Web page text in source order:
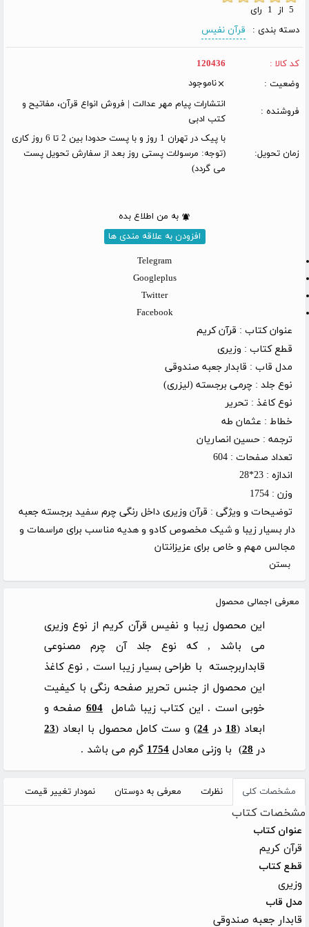
دسته بندی :
قرآن نفیس
کد کالا :
120436
وضعیت :
ناموجود
فروشنده :
انتشارات پیام مهر عدالت | فروش انواع قرآن، مفاتیح و
کتب ادبی
زمان تحویل:
با پیک در تهران 1 روز و با پست حدودا بین 2 تا 6 روز کاری
(توجه: مرسولات پستی روز بعد از سفارش تحویل پست
می گردد)
به من اطلاع بده
افزودن به علاقه مندی ها
Telegram
Googleplus
Twitter
Facebook
عنوان کتاب : قرآن کریم
قطع کتاب : وزیری
مدل قاب : قابدار جعبه صندوقی
نوع جلد : چرمی برجسته (لیزری)
نوع کاغذ : تحریر
خطاط : عثمان طه
ترجمه : حسین انصاریان
تعداد صفحات : 604
اندازه : 23*28
وزن : 1754
توضیحات و ویژگی : قرآن وزیری داخل رنگی چرم سفید برجسته جعبه
دار بسیار زیبا و شیک مخصوص کادو و هدیه مناسب برای مراسمات و
مجالس مهم و خاص برای عزیزانتان
بستن
معرفی اجمالی محصول
این محصول زیبا و نفیس قرآن کریم از نوع وزیری
می باشد , که نوع جلد آن چرم مصنوعی
قابداربرجسته با طراحی بسیار زیبا است , نوع کاغذ
این محصول از جنس تحریر صفحه رنگی با کیفیت
خوبی است . این کتاب زیبا شامل604صفحه و
ابعاد (18در24) و ست کامل محصول با ابعاد (23
در 28) با وزنی معادل 1754 گرم می باشد .
مشخصات کلی نظرات معرفی به دوستان نمودار تغییر قیمت
مشخصات کتاب
عنوان کتاب
قرآن کریم
قطع کتاب
وزیری
مدل قاب
قابدار جعبه صندوقی